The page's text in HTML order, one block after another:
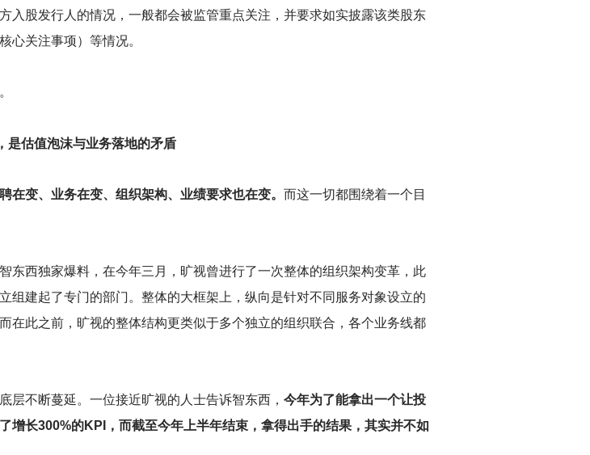
入股发行人的情况，一般都会被监管重点关注，并要求如实披露该类股东
心关注事项）等情况。
是估值泡沫与业务落地的矛盾
在变、业务在变、组织架构、业绩要求也在变。 而这一切都围绕着一个目
东西独家爆料，在今年三月，旷视曾进行了一次整体的组织架构变革，此
组建起了专门的部门。整体的大框架上，纵向是针对不同服务对象设立的
在此之前，旷视的整体结构更类似于多个独立的组织联合，各个业务线都
层不断蔓延。一位接近旷视的人士告诉智东西， 今年为了能拿出一个让投
增长300%的KPI，而截至今年上半年结束，拿得出手的结果，其实并不如